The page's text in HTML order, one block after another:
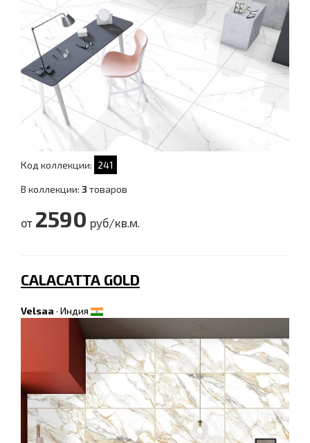
Код коллекции: 241
В коллекции: 3товаров
от 2590 руб/кв.м.
CALACATTA GOLD
Velsaa · Индия